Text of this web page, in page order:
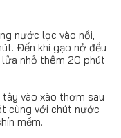
nước lọc vào nồi,
Đến khi gạo nở đều
lửa nhỏ thêm 20 phút
vào xào thơm sau
cùng với chút nước
mềm.